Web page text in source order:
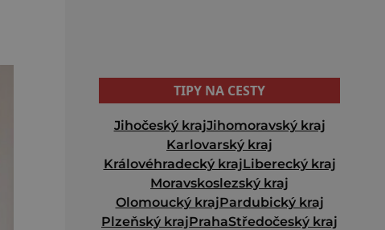
TIPY NA CESTY
Jihočeský krajJihomoravský kraj
Karlovarský kraj
Královéhradecký krajLiberecký kraj
Moravskoslezský kraj
Olomoucký krajPardubický kraj
Plzeňský krajPrahaStředočeský kraj